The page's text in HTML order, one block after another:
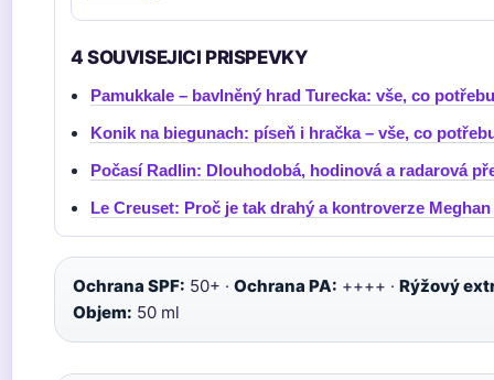
4 SOUVISEJICI PRISPEVKY
Pamukkale – bavlněný hrad Turecka: vše, co
Konik na biegunach: píseň i hračka – vše, co
Počasí Radlin: Dlouhodobá, hodinová a radarová
Le Creuset: Proč je tak drahý a kontroverze
Ochrana SPF: 50+ · Ochrana PA: ++++ · Rýžový
Objem: 50 ml